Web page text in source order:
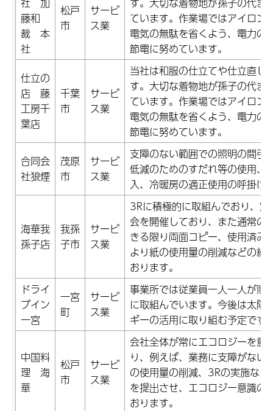
藤和
裁 本
社
松戸
市
サービ
ス業
ています。作業場ではアイロン
電気の無駄を省くよう、電力の
節電に努めています。
仕立の
店 藤
工房千
葉店
千葉
市
サービ
ス業
当社は和服の仕立てや仕立直し
す。大切な着物地が孫子の代ま
ています。作業場ではアイロン
電気の無駄を省くよう、電力の
節電に努めています。
合同会
社狼煙
茂原
市
サービ
ス業
支障のない範囲での照明の間引
低減のためのすだれ等の使用、
入、冷暖房の適正使用の呼掛け
海華我
孫子店
我孫
子市
サービ
ス業
3Rに積極的に取組んでおり、
会を開催しており、また通常の
きる限り両面コピー、使用済み
より紙の使用量の削減などの紙
おります。
ドライ
ブイン
一宮
一宮
町
サービ
ス業
事業所では従業員一人一人が照
に取組んでいます。今後は太陽
ギーの活用に取り組む予定です
中国料
理 海
華
松戸
市
サービ
ス業
会社全体が常にエコロジーを意
り、例えば、業務に支障がない
の使用量の削減、3Rの実施な
を提出させ、エコロジー意識の
おります。